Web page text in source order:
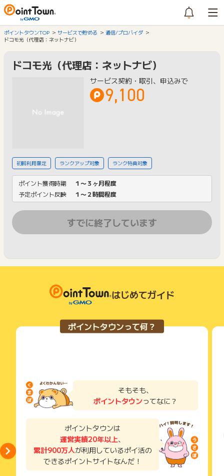
ポイントタウンTOP サービスで貯める
通信/プロバイダ
ドコモ光（代理店：ネットナビ）
ドコモ光（代理店：ネットナビ）
サービス契約・取引、申込みで
9,100
初回利用限定 ランクアップ対象 ランク特典対象
ポイント獲得時期
１〜３ヶ月程度
予定ポイント反映
１〜２時間程度
すでに終了しています
はじめてガイド
ポイントタウンって何？
そもそも、
ポイントタウンってなに？
ポイントタウンは
運営実績20年以上、
累計900万人が利用しているポイ活の
できるポイントサイトなんだ！